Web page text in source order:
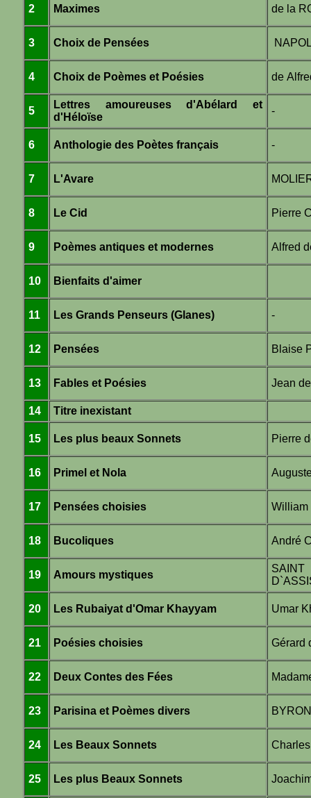
2 Maximes de la
3 Choix de Pensées
4 Choix de Poèmes et Poésies de
5
Lettres amoureuses d'Abélard et
d'Héloïse
-
6 Anthologie des Poètes français -
7 L'Avare
8 Le Cid Pierre
9 Poèmes antiques et modernes Alfred
10 Bienfaits d'aimer
11 Les Grands Penseurs (Glanes) -
12 Pensées Blaise
13 Fables et Poésies Jean
14 Titre inexistant
15 Les plus beaux Sonnets Pierre
16 Primel et Nola
17 Pensées choisies William
18 Bucoliques André
19 Amours mystiques
20 Les Rubaiyat d'Omar Khayyam Umar
21 Poésies choisies Gérard
22 Deux Contes des Fées
23 Parisina et Poèmes divers BYRON
24 Les Beaux Sonnets
25 Les plus Beaux Sonnets